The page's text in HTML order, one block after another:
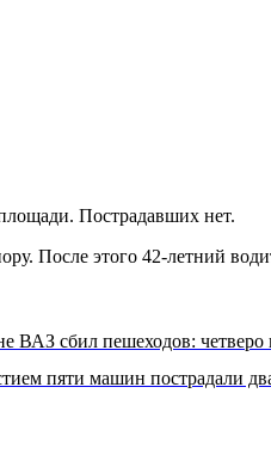
Пострадавших нет.
После этого 42-летний
ВАЗ сбил пешеходов: четверо
пяти машин пострадали